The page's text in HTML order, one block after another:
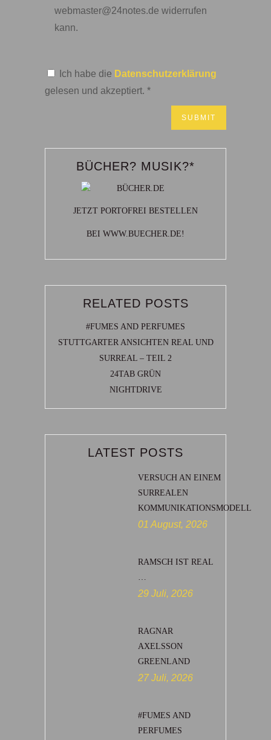
webmaster@24notes.de widerrufen
kann.
Ich habe die Datenschutzerklärung
gelesen und akzeptiert. *
BÜCHER? MUSIK?*
JETZT PORTOFREI BESTELLEN
BEI WWW.BUECHER.DE!
RELATED POSTS
#FUMES AND PERFUMES
STUTTGARTER ANSICHTEN REAL UND
SURREAL – TEIL 2
24TAB GRÜN
NIGHTDRIVE
LATEST POSTS
VERSUCH AN EINEM
SURREALEN
KOMMUNIKATIONSMODELL
01 August, 2026
RAMSCH IST REAL
…
29 Juli, 2026
RAGNAR
AXELSSON
GREENLAND
27 Juli, 2026
#FUMES AND
PERFUMES